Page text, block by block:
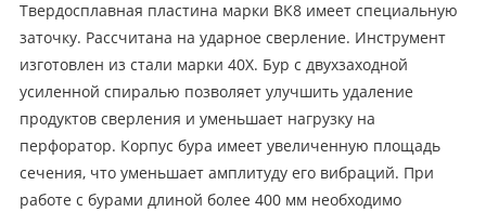
Твердосплавная пластина марки ВК8 имеет специальную
заточку. Рассчитана на ударное сверление. Инструмент
изготовлен из стали марки 40Х. Бур с двухзаходной
усиленной спиралью позволяет улучшить удаление
продуктов сверления и уменьшает нагрузку на
перфоратор. Корпус бура имеет увеличенную площадь
сечения, что уменьшает амплитуду его вибраций. При
работе с бурами длиной более 400 мм необходимо